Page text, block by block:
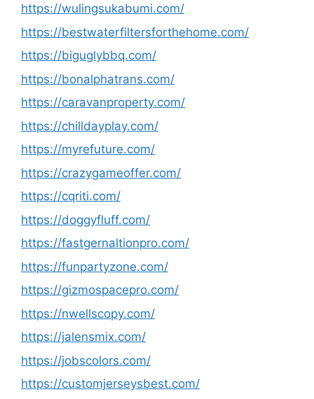
https://wulingsukabumi.com/
https://bestwaterfiltersforthehome.com/
https://biguglybbq.com/
https://bonalphatrans.com/
https://caravanproperty.com/
https://chilldayplay.com/
https://myrefuture.com/
https://crazygameoffer.com/
https://cqriti.com/
https://doggyfluff.com/
https://fastgernaltionpro.com/
https://funpartyzone.com/
https://gizmospacepro.com/
https://nwellscopy.com/
https://jalensmix.com/
https://jobscolors.com/
https://customjerseysbest.com/